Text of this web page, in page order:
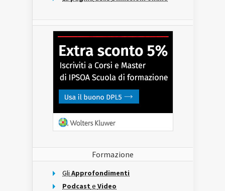
Formazione
Gli Approfondimenti
Podcast e Video